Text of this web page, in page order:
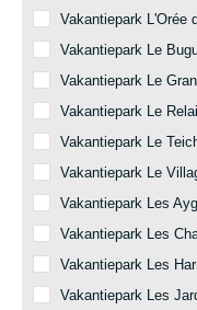
Vakantiepark L'Orée
Vakantiepark Le
Vakantiepark Le
Vakantiepark Le
Vakantiepark Le
Vakantiepark Le
Vakantiepark Les
Vakantiepark Les
Vakantiepark Les
Vakantiepark Les